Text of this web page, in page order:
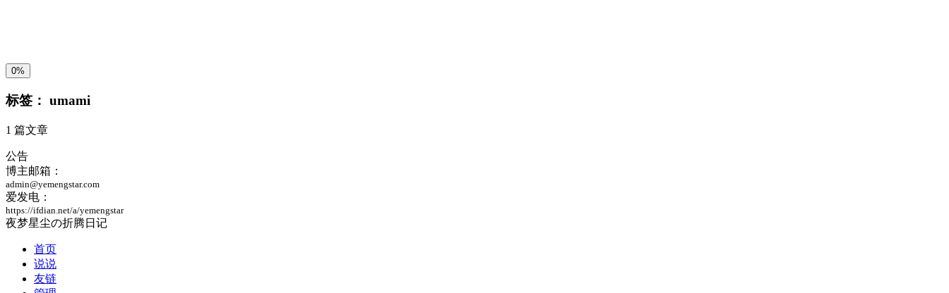
0%
标签： umami
1 篇文章
公告
博主邮箱：
admin@yemengstar.com
爱发电：
https://ifdian.net/a/yemengstar
夜梦星尘の折腾日记
首页
说说
友链